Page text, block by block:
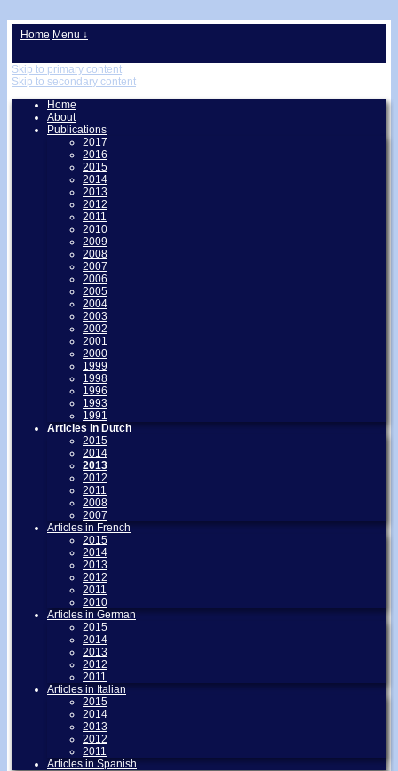
Home Menu ↓
Skip to primary content
Skip to secondary content
Home
About
Publications
2017
2016
2015
2014
2013
2012
2011
2010
2009
2008
2007
2006
2005
2004
2003
2002
2001
2000
1999
1998
1996
1993
1991
Articles in Dutch
2015
2014
2013
2012
2011
2008
2007
Articles in French
2015
2014
2013
2012
2011
2010
Articles in German
2015
2014
2013
2012
2011
Articles in Italian
2015
2014
2013
2012
2011
Articles in Spanish